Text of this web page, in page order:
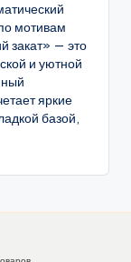
мотивам
закат» — это
и уютной
яркие
базой,